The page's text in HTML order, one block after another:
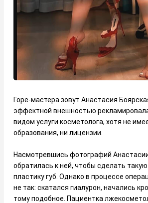
Горе-мастера зовут Анастасия
эффектной внешностью
видом услуги косметолога, хотя не
образования, ни лицензии.
Насмотревшись фотографий
обратилась к ней, чтобы сделать
пластику губ. Однако в процессе
не так: скатался гиалурон, начались
тому подобное. Пациентка